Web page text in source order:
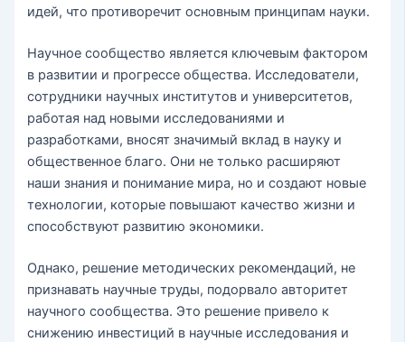
идей, что противоречит основным принципам науки.
Научное сообщество является ключевым фактором
в развитии и прогрессе общества. Исследователи,
сотрудники научных институтов и университетов,
работая над новыми исследованиями и
разработками, вносят значимый вклад в науку и
общественное благо. Они не только расширяют
наши знания и понимание мира, но и создают новые
технологии, которые повышают качество жизни и
способствуют развитию экономики.
Однако, решение методических рекомендаций, не
признавать научные труды, подорвало авторитет
научного сообщества. Это решение привело к
снижению инвестиций в научные исследования и